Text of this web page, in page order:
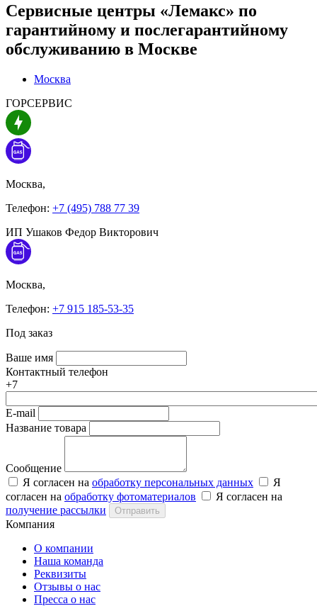
Сервисные центры «Лемакс» по
гарантийному и послегарантийному
обслуживанию в Москве
Москва
ГОРСЕРВИС
Москва,
Телефон: +7 (495) 788 77 39
ИП Ушаков Федор Викторович
Москва,
Телефон: +7 915 185-53-35
Под заказ
Ваше имя
Контактный телефон
+7
E-mail
Название товара
Сообщение
Я согласен на обработку персональных данных
Я
согласен на обработку фотоматериалов
Я согласен на
получение рассылки
Отправить
Компания
О компании
Наша команда
Реквизиты
Отзывы о нас
Пресса о нас